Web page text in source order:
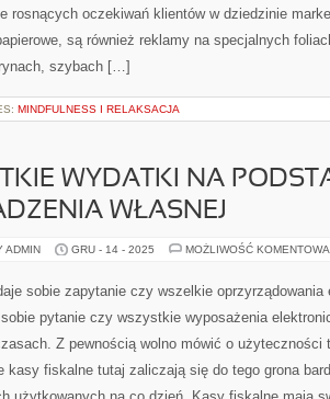
ADMIN GRU - 14 - 2025 MOŻLIWOŚĆ
Wybranie właściwego
pomóc w wielu Firmy
nich reklamy na
znane, nowoczesne, a
dopasować się do wiecznie rosnących
się na gablotach, witrynach, szybach […]
MINDFULNESS I RELAKSACJA